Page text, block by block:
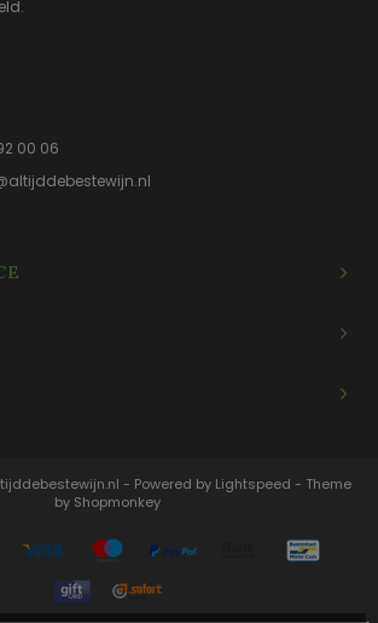
00 06
- Powered by Lightspeed - Theme
by Shopmonkey